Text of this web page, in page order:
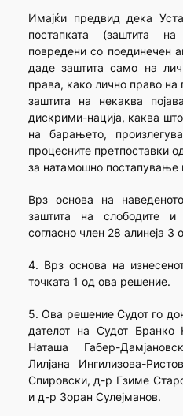
Имајќи предвид дека
постапката (заштита
повредени со поединечен
даде заштита само на
права, како лично право
заштита на некаква
дискрими-нација, каква
на барањето,
процесните претпоставки
за натамошно постапување
Врз основа на
заштита на слободите
согласно член 28 алинеја 3
4. Врз основа на
точката 1 од ова решение.
5. Ова решение Судот го
дателот на Судот
Наташа Габер-
Лилјана Ингилизова-
Спировски, д-р Гзиме
и д-р Зоран Сулејманов.